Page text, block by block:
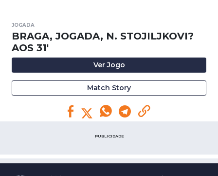
JOGADA
BRAGA, JOGADA, N. STOJILJKOVI?
AOS 31'
Ver Jogo
Match Story
PUBLICIDADE